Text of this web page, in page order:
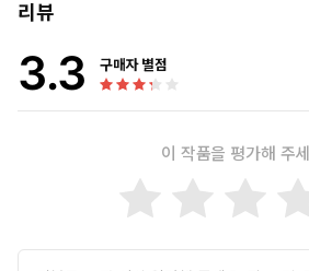
리뷰
3.3 구매자 별점
이 작품을 평가해 주